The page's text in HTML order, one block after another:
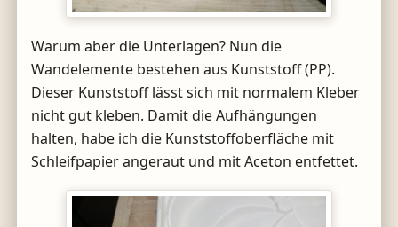
Warum aber die Unterlagen? Nun die
Wandelemente bestehen aus Kunststoff (PP).
Dieser Kunststoff lässt sich mit normalem Kleber
nicht gut kleben. Damit die Aufhängungen
halten, habe ich die Kunststoffoberfläche mit
Schleifpapier angeraut und mit Aceton entfettet.